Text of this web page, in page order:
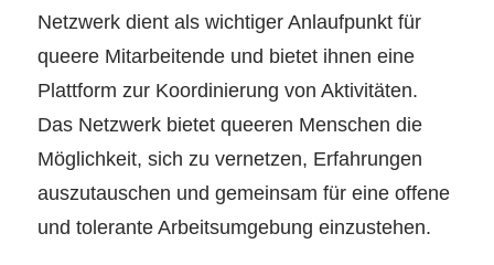
Netzwerk dient als wichtiger Anlaufpunkt für
queere Mitarbeitende und bietet ihnen eine
Plattform zur Koordinierung von Aktivitäten.
Das Netzwerk bietet queeren Menschen die
Möglichkeit, sich zu vernetzen, Erfahrungen
auszutauschen und gemeinsam für eine offene
und tolerante Arbeitsumgebung einzustehen.